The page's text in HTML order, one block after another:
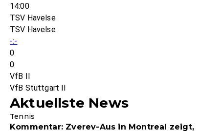
14:00
TSV Havelse
TSV Havelse
-:-
0
0
VfB II
VfB Stuttgart II
Aktuellste News
Tennis
Kommentar: Zverev-Aus in Montreal zeigt,